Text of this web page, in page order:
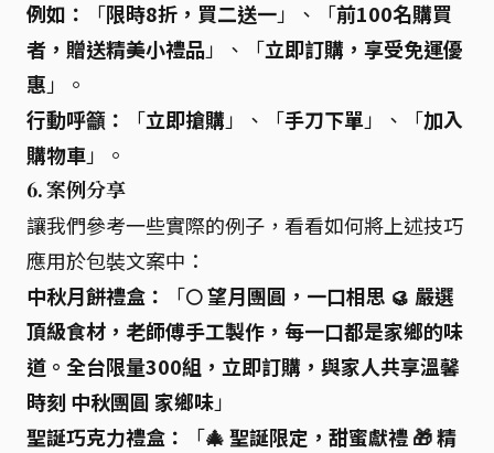
例如： 「限時8折，買二送一」、「前100名購買
者，贈送精美小禮品 」、「立即訂購，享受免運優
惠 」。
行動呼籲：
「立即搶購 」、「手刀下單 」、「加入
購物車」。
6.案例分享
讓我們參考一些實際的例子，看看如何將上述技巧
應用於包裝文案中：
中秋月餅禮盒：
「🌕 望月團圓，一口相思 🥮 嚴選
頂級食材，老師傅手工製作，每一口都是家鄉的味
道。全台限量300組，立即訂購，與家人共享溫馨
時刻 中秋團圓 家鄉味」
聖誕巧克力禮盒：
「🎄 聖誕限定，甜蜜獻禮 🎁 精